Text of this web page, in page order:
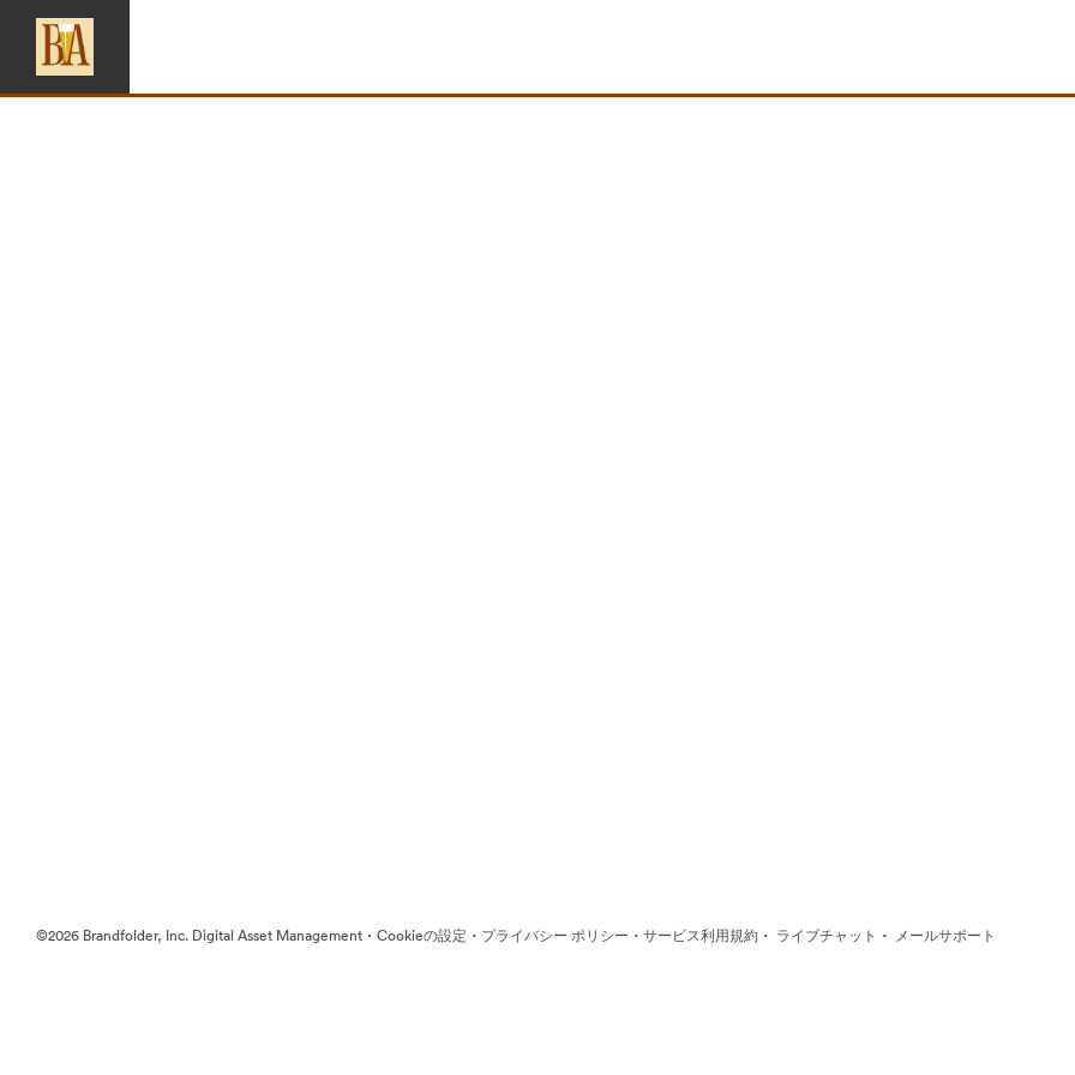
©2026 Brandfolder, Inc. Digital Asset Management · Cookieの設定 · プライバシー ポリシー · サービス利用規約 · ライブチャット · メールサポート